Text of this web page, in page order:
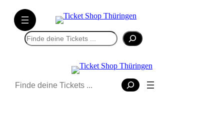
Direkt
zum
Inhalt
wechseln
Suchen
Suchen